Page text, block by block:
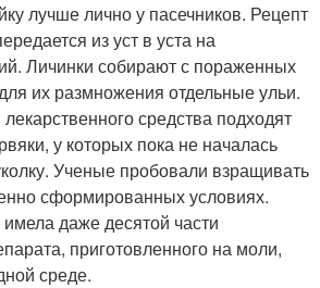
лучше лично у пасечников. Рецепт
из уст в уста на
Личинки собирают с пораженных
их размножения отдельные ульи.
средства подходят
у которых пока не началась
Ученые пробовали взращивать
сформированных условиях.
даже десятой части
приготовленного на моли,
среде.